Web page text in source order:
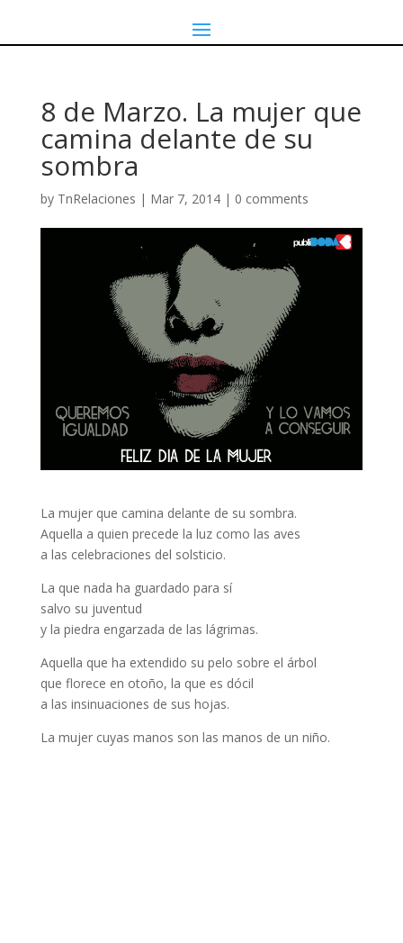
8 de Marzo. La mujer que
camina delante de su
sombra
by TnRelaciones | Mar 7, 2014| 0 comments
La mujer que camina delante de su sombra.
Aquella a quien precede la luz como las aves
a las celebraciones del solsticio.
La que nada ha guardado para sí
salvo su juventud
y la piedra engarzada de las lágrimas.
Aquella que ha extendido su pelo sobre el árbol
que florece en otoño, la que es dócil
a las insinuaciones de sus hojas.
La mujer cuyas manos son las manos de un niño.